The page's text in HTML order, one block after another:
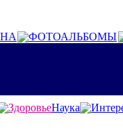
ФОТОАЛЬБОМЫ
ЗдоровьеНаука